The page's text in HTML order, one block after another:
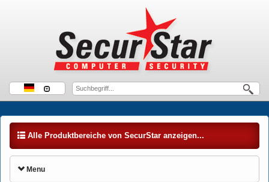
Alle Produktbereiche von SecurStar anzeigen...
Menu